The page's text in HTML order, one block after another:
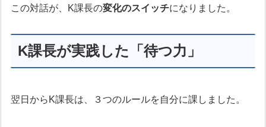
この対話が、K課長の変化のスイッチになりました。
K課長が実践した「待つ力」
翌日からK課長は、３つのルールを自分に課しました。